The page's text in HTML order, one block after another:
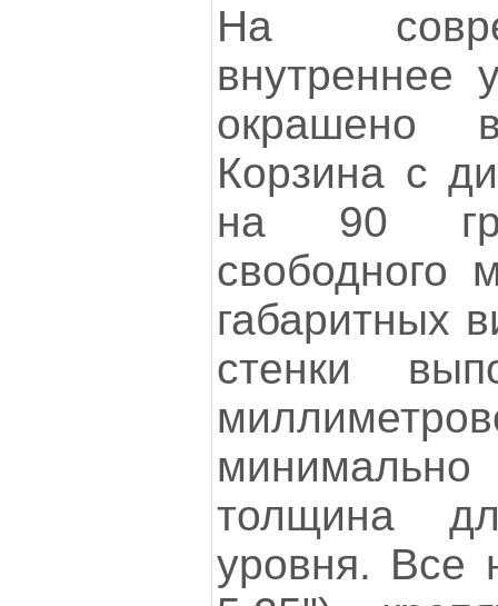
На
внутреннее
окрашено
Корзина с
на 90
свободного
габаритных
стенки
толщина
уровня. Все